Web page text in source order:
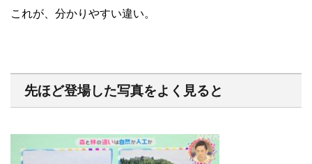
これが、分かりやすい違い。
先ほど登場した写真をよく見ると